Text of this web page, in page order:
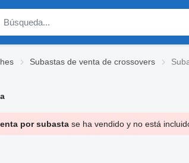
Subastas de venta de crossovers
por subastase ha vendido y no está